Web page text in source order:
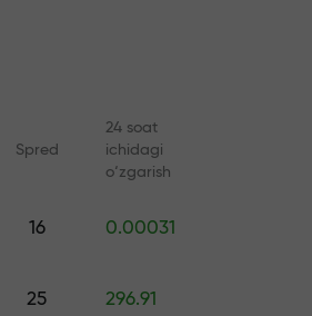
Spred
24 soat
ichidagi
o‘zgarish
16 0.00031
25 296.91
FX.CO bilan analitika